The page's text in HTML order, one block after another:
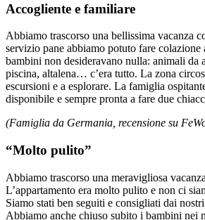
Accogliente e familiare
Abbiamo trascorso una bellissima vacanza
servizio pane abbiamo potuto fare colazione
bambini non desideravano nulla: animali da
piscina, altalena… c’era tutto. La zona
escursioni e a esplorare. La famiglia
disponibile e sempre pronta a fare due
(Famiglia da Germania, recensione su
“Molto pulito”
Abbiamo trascorso una meravigliosa
L’appartamento era molto pulito e non ci
Siamo stati ben seguiti e consigliati dai
Abbiamo anche chiuso subito i bambini nei